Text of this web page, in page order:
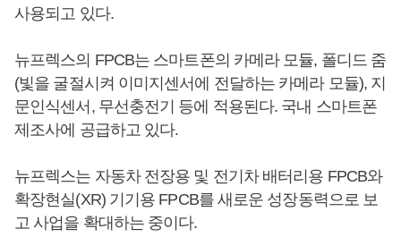
사용되고 있다.
뉴프렉스의 FPCB는 스마트폰의 카메라 모듈, 폴디드 줌
(빛을 굴절시켜 이미지센서에 전달하는 카메라 모듈), 지
문인식센서, 무선충전기 등에 적용된다. 국내 스마트폰
제조사에 공급하고 있다.
뉴프렉스는 자동차 전장용 및 전기차 배터리용 FPCB와
확장현실(XR) 기기용 FPCB를 새로운 성장동력으로 보
고 사업을 확대하는 중이다.